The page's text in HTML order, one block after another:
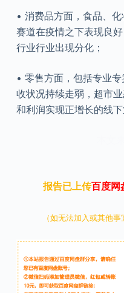
• 消费品方面，食品、
赛道在疫情之下表现良
行业行业出现分化；
• 零售方面，包括专业
收状况持续走弱，超市
和利润实现正增长的线下
报告已上传百度网
（如无法加入或其他